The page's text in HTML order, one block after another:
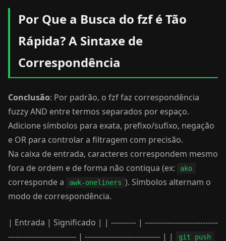
Por Que a Busca do fzf é Tão
Rápida? A Sintaxe de
Correspondência
Conclusão: Por padrão, o fzf faz correspondência
fuzzy AND entre termos separados por espaço.
Adicione símbolos para exata, prefixo/sufixo, negação
e OR para controlar a filtragem com precisão.
Na caixa de entrada, caracteres correspondem mesmo
fora de ordem e de forma não contiqua (ex:
ako
corresponde a awk-oneliners ). Símbolos alternam o
modo de correspondência.
| Entrada | Significado | | ---------- | -----------------------------
--------------------------- | ------------------------------ | |
git push